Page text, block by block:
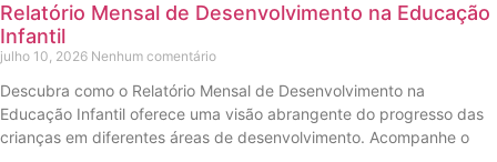
Relatório Mensal de Desenvolvimento na Educação
Infantil
julho 10, 2026 Nenhum comentário
Descubra como o Relatório Mensal de Desenvolvimento na
Educação Infantil oferece uma visão abrangente do progresso das
crianças em diferentes áreas de desenvolvimento. Acompanhe o